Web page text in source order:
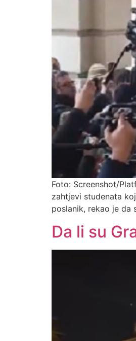
Foto: Screenshot/
zahtjevi studenata
poslanik, rekao je da
Da li su